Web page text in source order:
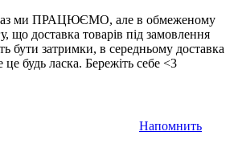
ми ПРАЦЮЄМО, але в обмеженому
що доставка товарів під замовлення
бути затримки, в середньому доставка
це будь ласка. Бережіть себе <3
Напомнить